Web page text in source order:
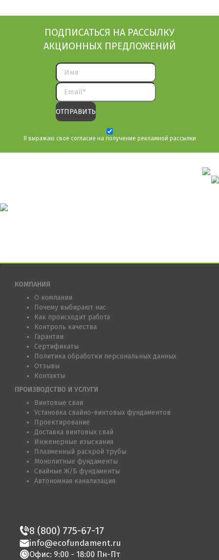
ПОДПИСАТЬСЯ НА РАССЫЛКУ
АКЦИОННЫХ ПРЕДЛОЖЕНИЙ
Я выражаю свое согласие на получение рекламной рассылки
КОМПАНИЯ
О компании
Почему выбирают нас
Как происходит работа
Контроль качества
Гарантии
Сертификаты
Политика обработки персональных данных
Отзывы
Контакты
ПРОИЗВОДСТВО И УСЛУГИ
Винтовые сваи
Установка свайно-винтовых фундаментов
Проектирование
Доставка винтовых свай
Инженерные изыскания
Плазменный раскрой трубы
Монолитные фундаменты
Свайные Ж/Б фундаменты
Автономная канализация
8 (800) 775-67-17
info@ecofundament.ru
Офис: 9:00 - 18:00 Пн-Пт